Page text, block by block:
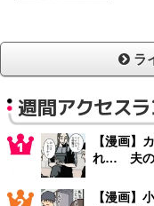
ラ
週間アクセス
【漫画】
れ… 夫の“
【漫画】